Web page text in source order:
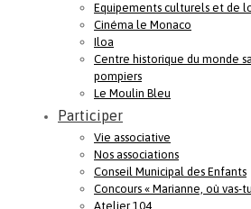
Equipements culturels et de
Cinéma le Monaco
Iloa
Centre historique du monde
pompiers
Le Moulin Bleu
Participer
Vie associative
Nos associations
Conseil Municipal des Enfants
Concours « Marianne, où vas-
Atelier 104